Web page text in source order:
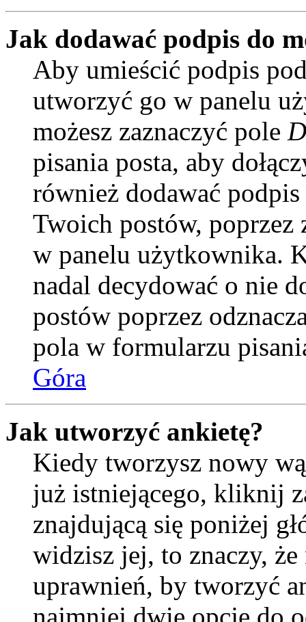
Jak dodawać podpis do
Aby umieścić podpis
utworzyć go w panelu
możesz zaznaczyć pole
pisania posta, aby
również dodawać
Twoich postów, poprzez
w panelu użytkownika.
nadal decydować o nie
postów poprzez
pola w formularzu
Góra
Jak utworzyć ankietę?
Kiedy tworzysz nowy
już istniejącego, kliknij
znajdującą się poniżej
widzisz jej, to znaczy,
uprawnień, by tworzyć
najmniej dwie opcje do